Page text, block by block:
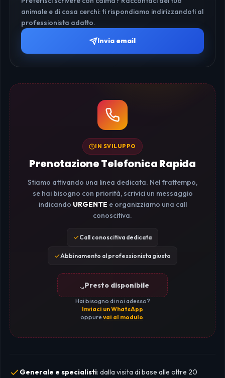
animale e di cosa cerchi: ti rispondiamo indirizzandoti al
professionista adatto.
Invia email
IN SVILUPPO
Prenotazione Telefonica Rapida
Stiamo attivando una linea dedicata. Nel frattempo,
se hai bisogno con priorità, scrivici un messaggio
indicando URGENTE e organizziamo una call
conoscitiva.
Call conoscitiva dedicata
Abbinamento al professionista giusto
Presto disponibile
Hai bisogno di noi adesso?
Inviaci un WhatsApp
oppurevai al modulo.
Generale e specialisti: dalla visita di base alle oltre 20